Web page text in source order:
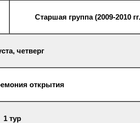
Старшая группа (2009-2010
четверг
открытия
1 тур